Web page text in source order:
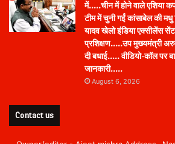
में…..चीन में होने वाले एशिया
टीम में चुनी गईं कांसाबेल की मधु
यादव खेलो इंडिया एक्सीलेंस
प्रशिक्षण…..उप मुख्यमंत्री
दी बधाई….. वीडियो-कॉल पर
जानकारी…..
August 6, 2026
Contact us